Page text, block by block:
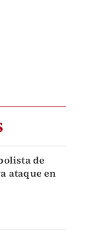
de
ataque en